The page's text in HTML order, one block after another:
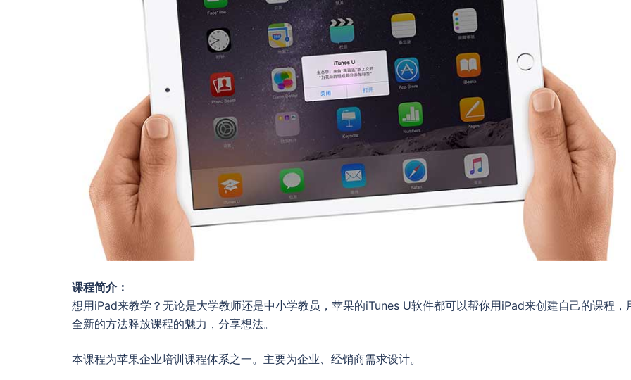
课程简介：
想用iPad来教学？无论是大学教师还是中小学教员，苹果的iTunes U软件都可以帮你用iPad来创建自己的课程，
全新的方法释放课程的魅力，分享想法。
本课程为苹果企业培训课程体系之一。主要为企业、经销商需求设计。